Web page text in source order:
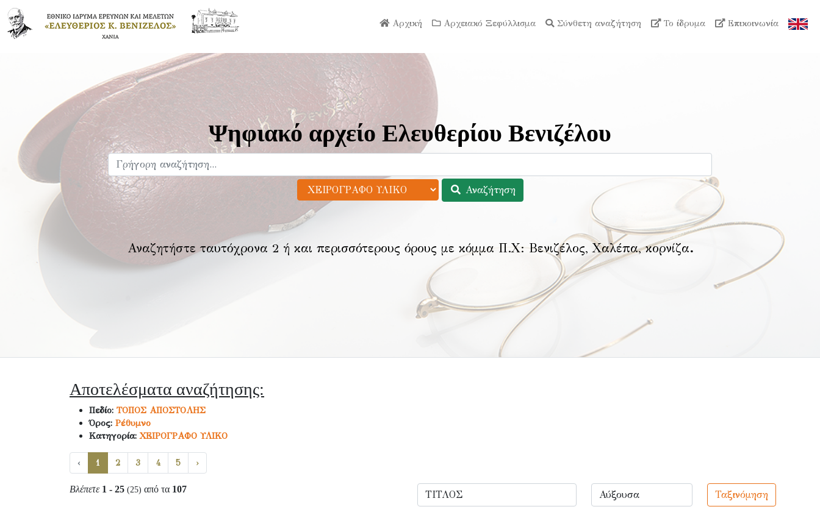
Αρχική Αρχειακό Ξεφύλλισμα Σύνθετη αναζήτηση Το ίδρυμα Επικοινωνία
Ψηφιακό αρχείο Ελευθερίου Βενιζέλου
Αναζήτηση
Αναζητήστε ταυτόχρονα 2 ή και περισσότερους όρους με κόμμα Π.Χ: Βενιζέλος, Χαλέπα, κορνίζα.
Αποτελέσματα αναζήτησης:
Πεδίο: ΤΟΠΟΣ ΑΠΟΣΤΟΛΗΣ
Όρος: Ρέθυμνο
Κατηγορία:ΧΕΙΡΟΓΡΑΦΟ ΥΛΙΚΟ
‹ 1 2 3 4 5 ›
Βλέπετε 1 - 25 (25) από τα 107 Ταξινόμηση